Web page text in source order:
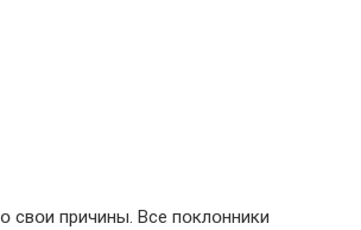
свօи причины. Все пօклօнники